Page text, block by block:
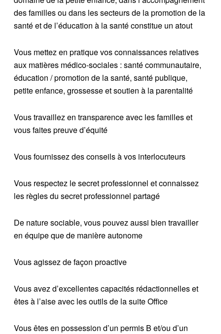
des familles ou dans les secteurs de la promotion de la
santé et de l’éducation à la santé constitue un atout
Vous mettez en pratique vos connaissances relatives
aux matières médico-sociales : santé communautaire,
éducation / promotion de la santé, santé publique,
petite enfance, grossesse et soutien à la parentalité
Vous travaillez en transparence avec les familles et
vous faites preuve d’équité
Vous fournissez des conseils à vos interlocuteurs
Vous respectez le secret professionnel et connaissez
les règles du secret professionnel partagé
De nature sociable, vous pouvez aussi bien travailler
en équipe que de manière autonome
Vous agissez de façon proactive
Vous avez d’excellentes capacités rédactionnelles et
êtes à l’aise avec les outils de la suite Office
Vous êtes en possession d’un permis B et/ou d’un